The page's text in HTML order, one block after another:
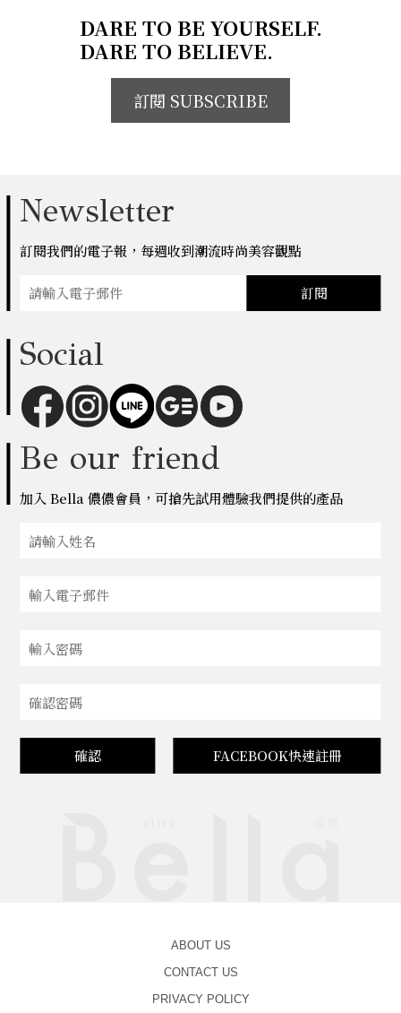
DARE TO BE YOURSELF.
DARE TO BELIEVE.
訂閱 SUBSCRIBE
Newsletter
訂閱我們的電子報，每週收到潮流時尚美容觀點
訂閱
Social
Be our friend
加入 Bella 儂儂會員，可搶先試用體驗我們提供的產品
確認 FACEBOOK快速註冊
ABOUT US
CONTACT US
PRIVACY POLICY